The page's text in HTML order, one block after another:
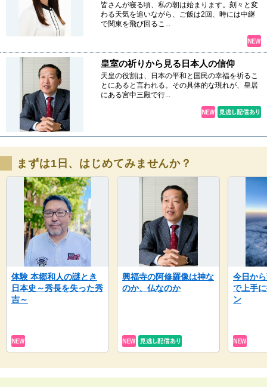
皆さんが寝る頃、私の朝は始まります。刻々と変
わる天気を追いながら、ご飯は2回、時には中継
で関東を飛び回るこ...
皇室の祈りから見る日本人の信仰
天皇の役割は、日本の平和と国民の幸福を祈るこ
とにあると言われる。その具体的な現れが、皇居
にある宮中三殿で行...
まずは1日、はじめてみませんか？
体験 本郷和人の謎とき
日本史～秀長を失った秀
吉～
興福寺の阿修羅像は神な
のか、仏なのか
今日か
で上手
ン